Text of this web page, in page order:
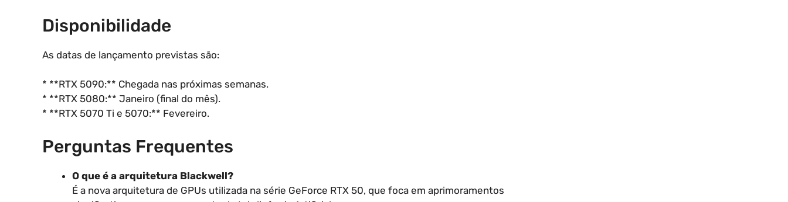
Disponibilidade
As datas de lançamento previstas são:
* **RTX 5090:** Chegada nas próximas semanas.
* **RTX 5080:** Janeiro (final do mês).
* **RTX 5070 Ti e 5070:** Fevereiro.
Perguntas Frequentes
O que é a arquitetura Blackwell?
É a nova arquitetura de GPUs utilizada na série GeForce RTX 50, que foca em aprimoramentos